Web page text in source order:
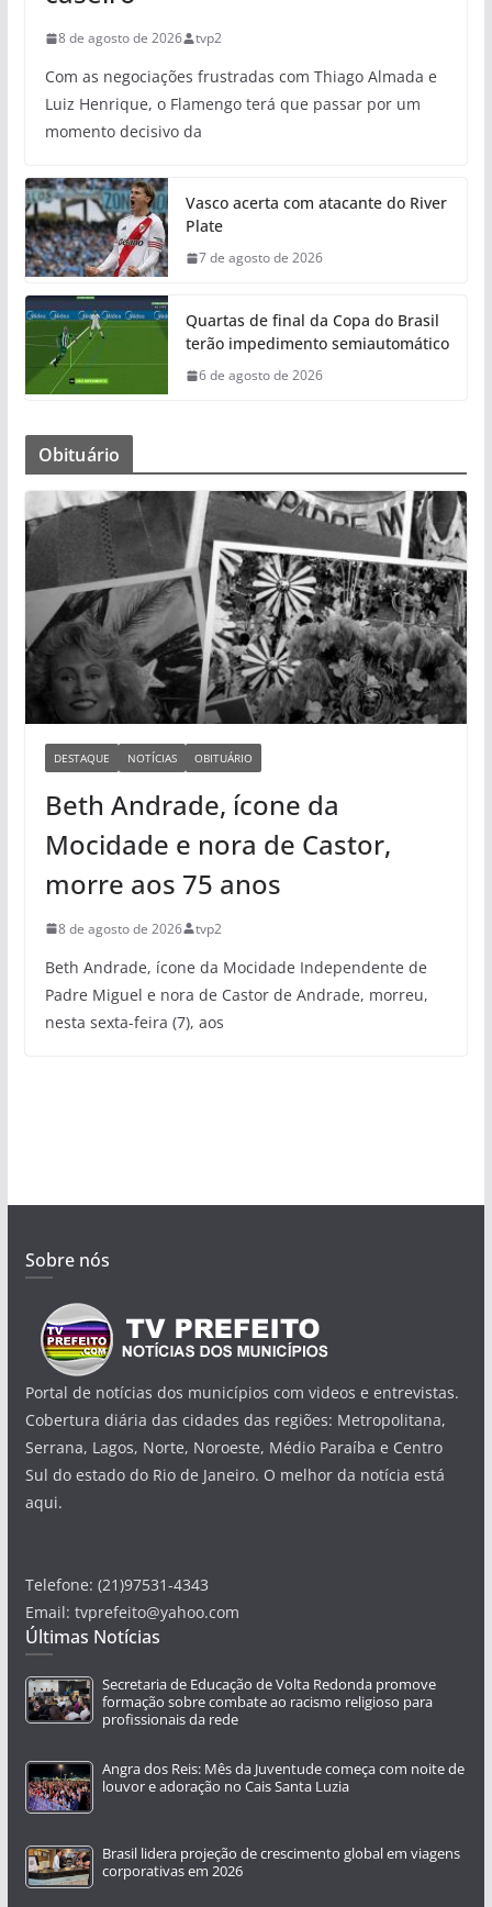
8 de agosto de 2026 tvp2
Com as negociações frustradas com Thiago Almada e
Luiz Henrique, o Flamengo terá que passar por um
momento decisivo da
Vasco acerta com atacante do River
Plate
7 de agosto de 2026
Quartas de final da Copa do Brasil
terão impedimento semiautomático
6 de agosto de 2026
Obituário
DESTAQUE NOTÍCIAS OBITUÁRIO
Beth Andrade, ícone da
Mocidade e nora de Castor,
morre aos 75 anos
8 de agosto de 2026 tvp2
Beth Andrade, ícone da Mocidade Independente de
Padre Miguel e nora de Castor de Andrade, morreu,
nesta sexta-feira (7), aos
Sobre nós
Portal de notícias dos municípios com videos e entrevistas.
Cobertura diária das cidades das regiões: Metropolitana,
Serrana, Lagos, Norte, Noroeste, Médio Paraíba e Centro
Sul do estado do Rio de Janeiro. O melhor da notícia está
aqui.
Telefone: (21)97531-4343
Email: tvprefeito@yahoo.com
Últimas Notícias
Secretaria de Educação de Volta Redonda promove
formação sobre combate ao racismo religioso para
profissionais da rede
Angra dos Reis: Mês da Juventude começa com noite de
louvor e adoração no Cais Santa Luzia
Brasil lidera projeção de crescimento global em viagens
corporativas em 2026